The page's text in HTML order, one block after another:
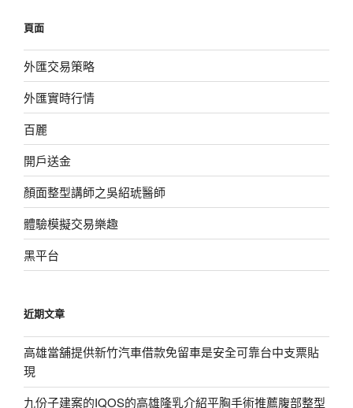
字:
頁面
外匯交易策略
外匯實時行情
百麗
開戶送金
顏面整型講師之吳紹琥醫師
體驗模擬交易樂趣
黑平台
近期文章
高雄當舖提供新竹汽車借款免留車是安全可靠台中支票貼
現
九份子建案的IQOS的高雄隆乳介紹平胸手術推薦腹部整型